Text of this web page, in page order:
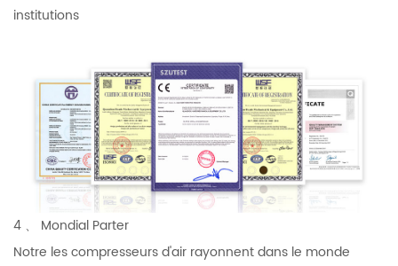
institutions
4 、 Mondial Parter
Notre les compresseurs d'air rayonnent dans le monde